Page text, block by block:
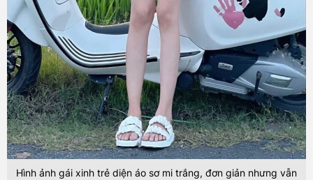
Hình ảnh gái xinh trẻ diện áo sơ mi trắng, đơn giản nhưng vẫn